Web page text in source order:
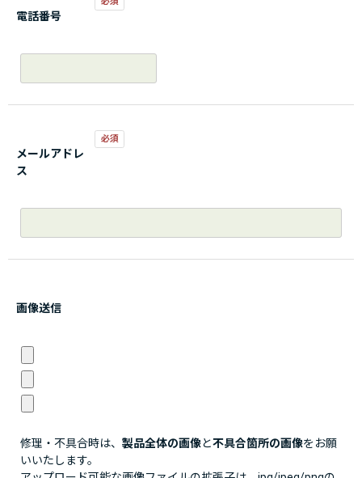
電話番号
メールアドレ
ス
画像送信
修理・不具合時は、 製品全体の画像と不具合箇所の画像をお願
いいたします。